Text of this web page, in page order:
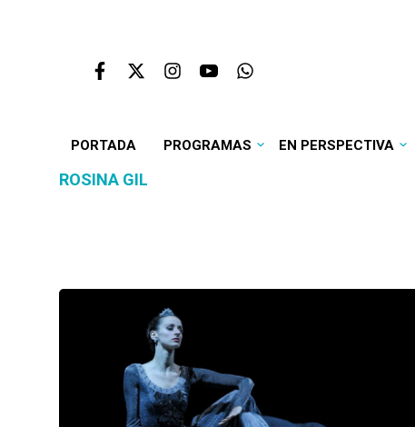
PORTADA PROGRAMAS EN PERSPECTIVA
ROSINA GIL